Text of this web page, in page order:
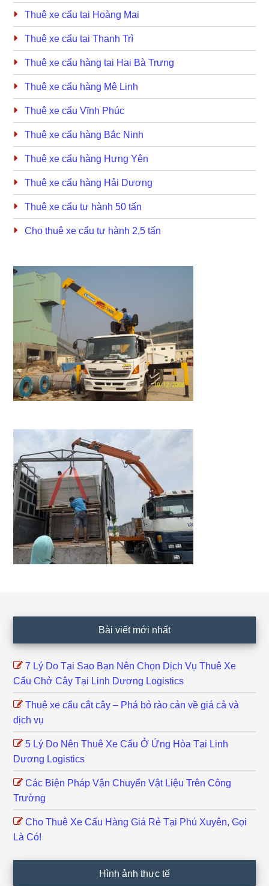
Thuê xe cẩu tại Hoàng Mai
Thuê xe cẩu tại Thanh Trì
Thuê xe cẩu hàng tại Hai Bà Trưng
Thuê xe cẩu hàng Mê Linh
Thuê xe cẩu Vĩnh Phúc
Thuê xe cẩu hàng Bắc Ninh
Thuê xe cẩu hàng Hưng Yên
Thuê xe cẩu hàng Hải Dương
Thuê xe cẩu tự hành 50 tấn
Cho thuê xe cẩu tự hành 2,5 tấn
Bài viết mới nhất
7 Lý Do Tại Sao Bạn Nên Chọn Dịch Vụ Thuê Xe
Cẩu Chở Cây Tại Linh Dương Logistics
Thuê xe cẩu cắt cây – Phá bỏ rào cản về giá cả và
dịch vụ
5 Lý Do Nên Thuê Xe Cẩu Ở Ứng Hòa Tại Linh
Dương Logistics
Các Biện Pháp Vận Chuyển Vật Liệu Trên Công
Trường
Cho Thuê Xe Cẩu Hàng Giá Rẻ Tại Phú Xuyên, Gọi
Là Có!
Hình ảnh thực tế